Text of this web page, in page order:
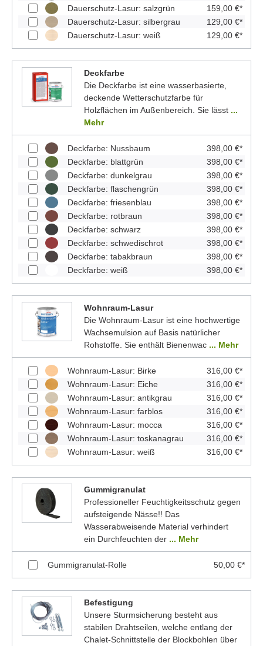
Dauerschutz-Lasur: salzgrün
159,00 €*
Dauerschutz-Lasur: silbergrau
129,00 €*
Dauerschutz-Lasur: weiß
129,00 €*
Deckfarbe
Die Deckfarbe ist eine wasserbasierte,
deckende Wetterschutzfarbe für
Holzflächen im Außenbereich. Sie lässt ...
Mehr
Deckfarbe: Nussbaum
398,00 €*
Deckfarbe: blattgrün
398,00 €*
Deckfarbe: dunkelgrau
398,00 €*
Deckfarbe: flaschengrün
398,00 €*
Deckfarbe: friesenblau
398,00 €*
Deckfarbe: rotbraun
398,00 €*
Deckfarbe: schwarz
398,00 €*
Deckfarbe: schwedischrot
398,00 €*
Deckfarbe: tabakbraun
398,00 €*
Deckfarbe: weiß
398,00 €*
Wohnraum-Lasur
Die Wohnraum-Lasur ist eine hochwertige
Wachsemulsion auf Basis natürlicher
Rohstoffe. Sie enthält Bienenwac ... Mehr
Wohnraum-Lasur: Birke
316,00 €*
Wohnraum-Lasur: Eiche
316,00 €*
Wohnraum-Lasur: antikgrau
316,00 €*
Wohnraum-Lasur: farblos
316,00 €*
Wohnraum-Lasur: mocca
316,00 €*
Wohnraum-Lasur: toskanagrau
316,00 €*
Wohnraum-Lasur: weiß
316,00 €*
Gummigranulat
Professioneller Feuchtigkeitsschutz gegen
aufsteigende Nässe!! Das
Wasserabweisende Material verhindert
ein Durchfeuchten der ... Mehr
Gummigranulat-Rolle 50,00 €*
Befestigung
Unsere Sturmsicherung besteht aus
stabilen Drahtseilen, welche entlang der
Chalet-Schnittstelle der Blockbohlen über